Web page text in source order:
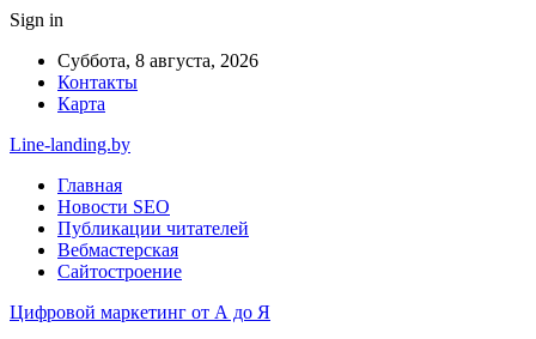
Sign in
Суббота, 8 августа, 2026
Контакты
Карта
Line-landing.by
Главная
Новости SEO
Публикации читателей
Вебмастерская
Сайтостроение
Цифровой маркетинг от А до Я